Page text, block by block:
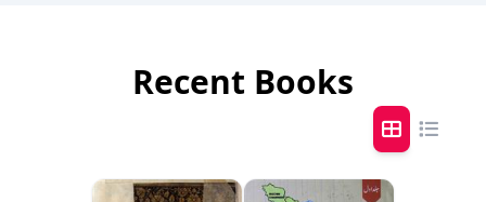
Recent Books